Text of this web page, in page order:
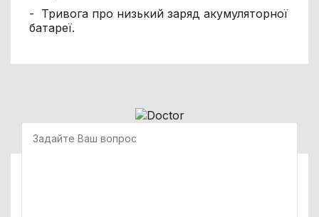
- Тривога про низький заряд акумуляторної
батареї.